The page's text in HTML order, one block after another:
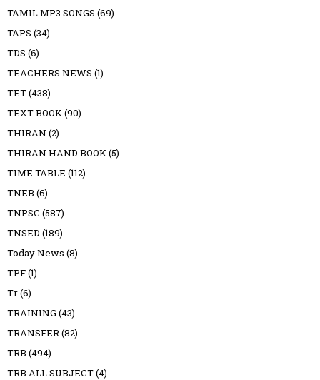
TAMIL MP3 SONGS (69)
TAPS (34)
TDS (6)
TEACHERS NEWS (1)
TET(438)
TEXT BOOK(90)
THIRAN (2)
THIRAN HAND BOOK(5)
TIME TABLE (112)
TNEB (6)
TNPSC (587)
TNSED (189)
Today News (8)
TPF(1)
Tr(6)
TRAINING (43)
TRANSFER(82)
TRB (494)
TRB ALL SUBJECT(4)